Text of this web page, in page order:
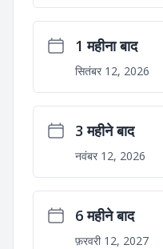
1 महीना बाद
सितंबर 12, 2026
3 महीने बाद
नवंबर 12, 2026
6 महीने बाद
फ़रवरी 12, 2027